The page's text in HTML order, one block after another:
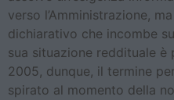
verso l’Amministrazione,
dichiarativo che incombe
sua situazione reddituale è
2005, dunque, il termine
spirato al momento della